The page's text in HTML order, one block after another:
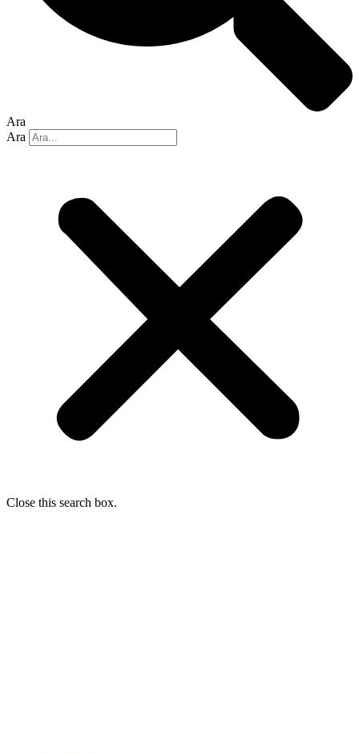
Ara
Ara
Close this search box.